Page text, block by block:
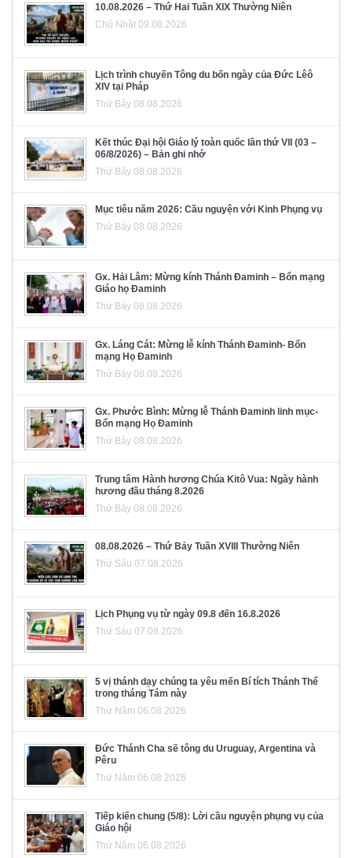
10.08.2026 – Thứ Hai Tuần XIX Thường Niên
Chủ Nhật 09.08.2026
Lịch trình chuyến Tông du bốn ngày của Đức Lêô
XIV tại Pháp
Thứ Bảy 08.08.2026
Kết thúc Đại hội Giáo lý toàn quốc lần thứ VII (03 –
06/8/2026) – Bản ghi nhớ
Thứ Bảy 08.08.2026
Mục tiêu năm 2026: Cầu nguyện với Kinh Phụng vụ
Thứ Bảy 08.08.2026
Gx. Hải Lâm: Mừng kính Thánh Đaminh – Bổn mạng
Giáo họ Đaminh
Thứ Bảy 08.08.2026
Gx. Láng Cát: Mừng lễ kính Thánh Đaminh- Bổn
mạng Họ Đaminh
Thứ Bảy 08.08.2026
Gx. Phước Bình: Mừng lễ Thánh Đaminh linh mục-
Bổn mạng Họ Đaminh
Thứ Bảy 08.08.2026
Trung tâm Hành hương Chúa Kitô Vua: Ngày hành
hương đầu tháng 8.2026
Thứ Bảy 08.08.2026
08.08.2026 – Thứ Bảy Tuần XVIII Thường Niên
Thứ Sáu 07.08.2026
Lịch Phụng vụ từ ngày 09.8 đến 16.8.2026
Thứ Sáu 07.08.2026
5 vị thánh dạy chúng ta yêu mến Bí tích Thánh Thể
trong tháng Tám này
Thứ Năm 06.08.2026
Đức Thánh Cha sẽ tông du Uruguay, Argentina và
Pêru
Thứ Năm 06.08.2026
Tiếp kiến chung (5/8): Lời cầu nguyện phụng vụ của
Giáo hội
Thứ Năm 06.08.2026